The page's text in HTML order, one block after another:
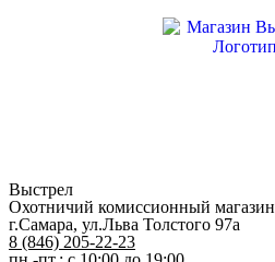
Выстрел
Охотничий комиссионный магазин
г.Самара, ул.Льва Толстого 97а
8 (846) 205-22-23